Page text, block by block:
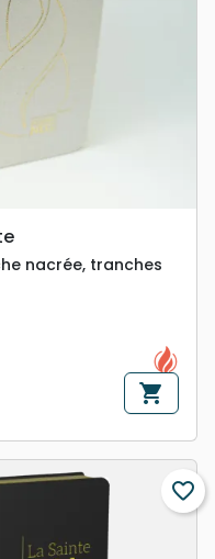
nacrée, tranches
shopping_cart
favorite_border